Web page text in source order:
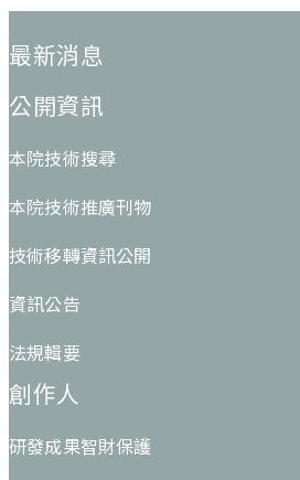
最新消息
公開資訊
本院技術搜尋
本院技術推廣刊物
技術移轉資訊公開
資訊公告
法規輯要
創作人
研發成果智財保護